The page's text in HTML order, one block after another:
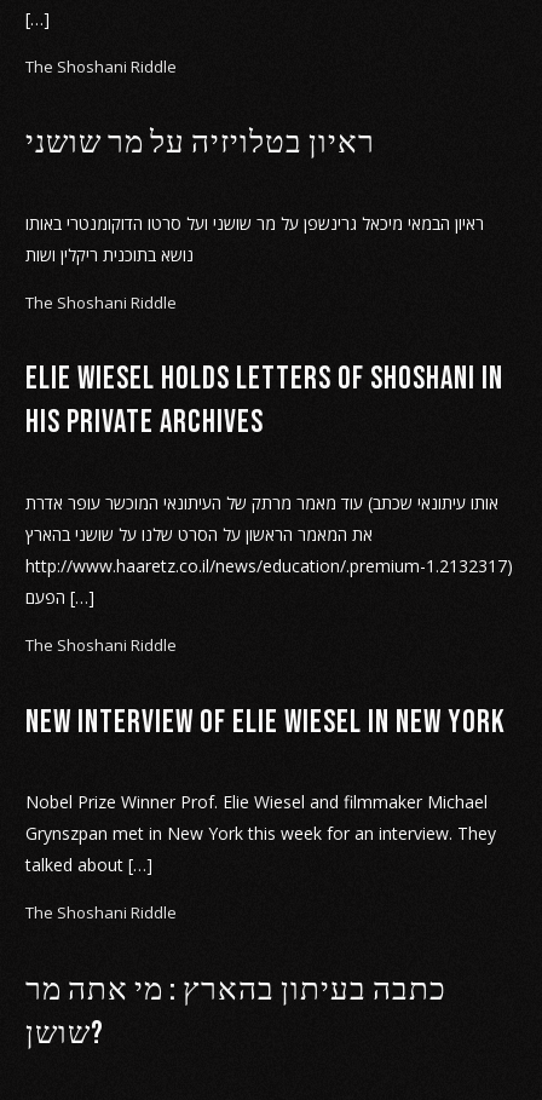
[…]
The Shoshani Riddle
ראיון בטלויזיה על מר שושני
ראיון הבמאי מיכאל גרינשפן על מר שושני ועל סרטו הדוקומנטרי באותו
נושא בתוכנית ריקלין ושות
The Shoshani Riddle
Elie Wiesel holds letters of Shoshani in
his private archives
עוד מאמר מרתק של העיתונאי המוכשר עופר אדרת (אותו עיתונאי שכתב
את המאמר הראשון על הסרט שלנו על שושני בהארץ
http://www.haaretz.co.il/news/education/.premium-1.2132317)
הפעם […]
The Shoshani Riddle
New Interview of Elie Wiesel in New York
Nobel Prize Winner Prof. Elie Wiesel and filmmaker Michael
Grynszpan met in New York this week for an interview. They
talked about […]
The Shoshani Riddle
כתבה בעיתון בהארץ : מי אתה מר
שושן?